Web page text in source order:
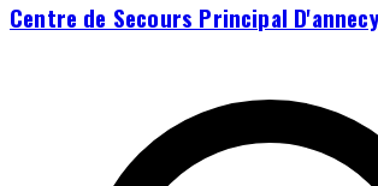
Centre de Secours Principal D'annecy